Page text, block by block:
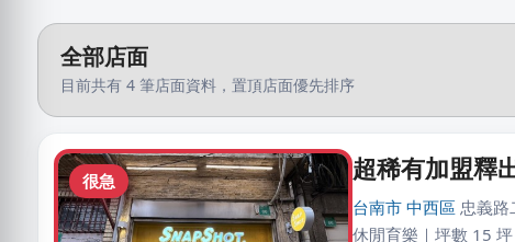
全部店面
目前共有 4 筆店面資料，置頂店面優先排序
很急 超稀有加盟釋
台南市 中西區 忠義
休閒育樂｜坪數 15